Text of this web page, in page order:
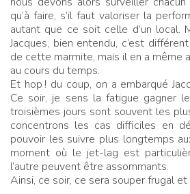
qu’à faire, s’il faut valoriser la
autant que ce soit celle d’un local.
Jacques, bien entendu, c’est différent
de cette marmite, mais il en a même
au cours du temps.
Et hop ! du coup, on a embarqué
Ce soir, je sens la fatigue gagner
troisièmes jours sont souvent les
concentrons les cas difficiles en
pouvoir les suivre plus longtemps
moment où le jet-lag est
l’autre peuvent être assommants.
Ainsi, ce soir, ce sera souper frugal et